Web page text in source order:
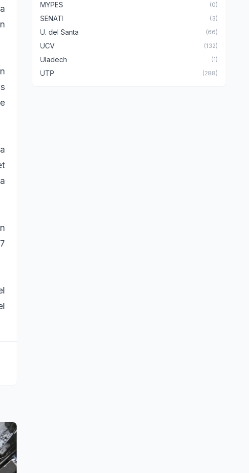
MYPES (0)
SENATI (3)
U. del Santa (66)
UCV (132)
Uladech (1)
UTP (288)